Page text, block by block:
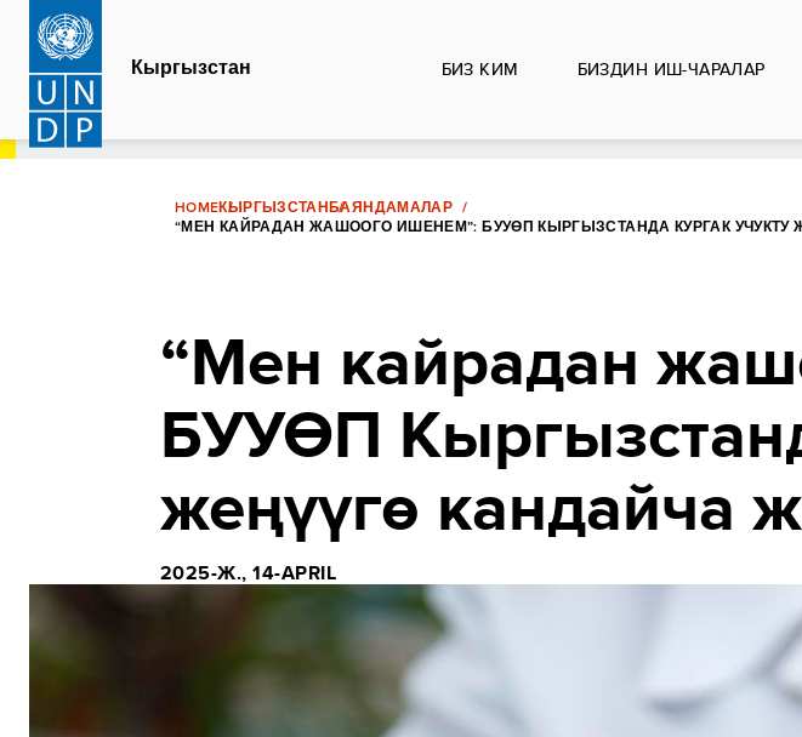
Skip
main
content
Кыргызстан БИЗ КИМ БИЗДИН ИШ-ЧАРАЛАР
HOMEКЫРГЫЗСТАН БАЯНДАМАЛАР
“МЕН КАЙРАДАН ЖАШООГО ИШЕНЕМ”: БУУӨП КЫРГЫЗСТАНДА КУРГАК
“Мен кайрадан
БУУӨП
жеңүүгө кандайча
2025-Ж., 14-APRIL